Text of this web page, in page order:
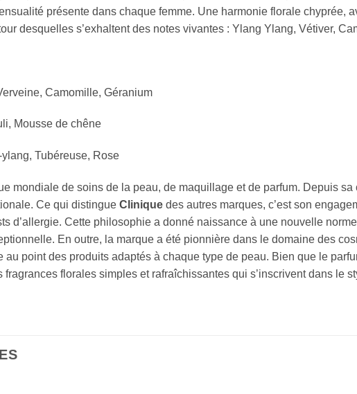
présente dans chaque femme. Une harmonie florale chyprée,
desquelles s’exhaltent des notes vivantes : Ylang Ylang, Vétiver,
Camomille, Géranium
Mousse de chêne
Tubéreuse, Rose
mondiale de soins de la peau, de maquillage et de parfum. Depuis
Ce qui distingue Clinique des autres marques, c’est son
d’allergie. Cette philosophie a donné naissance à une nouvelle
En outre, la marque a été pionnière dans le domaine des
au point des produits adaptés à chaque type de peau. Bien que le
florales simples et rafraîchissantes qui s’inscrivent dans le